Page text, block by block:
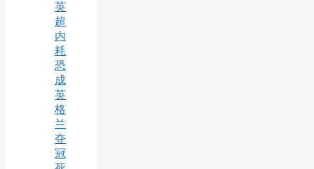
英
超
内
耗
恐
成
英
格
兰
夺
冠